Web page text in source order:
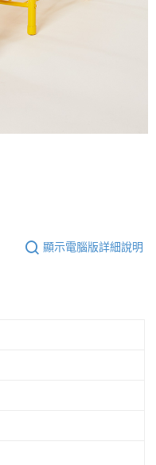
顯示電腦版詳細說明